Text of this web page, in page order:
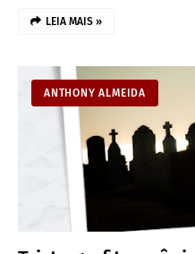
LEIA MAIS »
ANTHONY ALMEIDA